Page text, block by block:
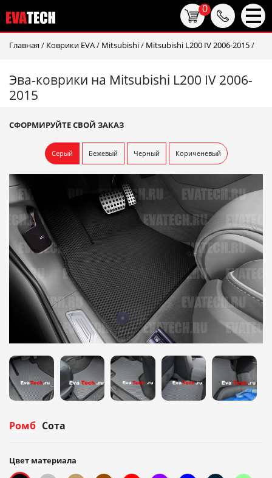
Главная / Коврики EVA/ Mitsubishi/ Mitsubishi L200 IV 2006-2015/
Эва-коврики на Mitsubishi L200 IV 2006-
2015
СФОРМИРУЙТЕ СВОЙ ЗАКАЗ
Серый Бежевый Черный Кориченевый
Ромб Сота
Цвет материала
0